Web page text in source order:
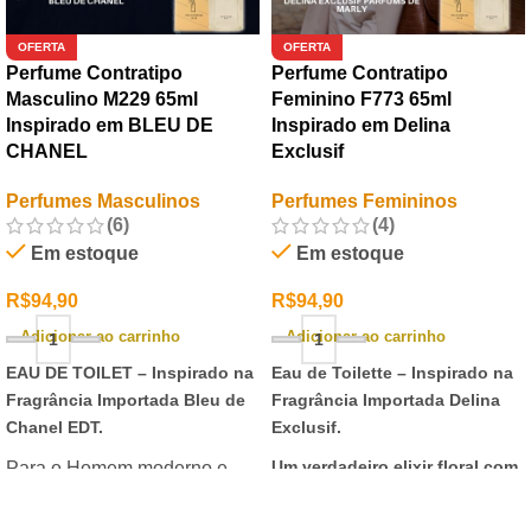
OFERTA
Perfume Contratipo
Masculino M229 65ml
Inspirado em BLEU DE
CHANEL
Perfumes Masculinos
(6)
Em estoque
R$94,90
Adicionar ao carrinho
EAU DE TOILET – Inspirado na
Fragrância Importada Bleu de
Chanel EDT.
Para o Homem moderno e
OFERTA
Perfume Contratipo
Feminino F773 65ml
Inspirado em Delina
Exclusif
Perfumes Femininos
(4)
Em estoque
R$94,90
Adicionar ao carrinho
Eau de Toilette – Inspirado na
Fragrância Importada Delina
Exclusif.
Um verdadeiro elixir floral com